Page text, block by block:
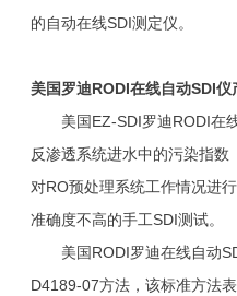
的自动在线SDI测定仪。
美国罗迪RODI在线自动SDI仪
美国EZ-SDI罗迪RODI在线
反渗透系统进水中的污染指
对RO预处理系统工作情况进
准确度不高的手工SDI测试。
美国RODI罗迪在线自动
D4189-07方法，该标准方法